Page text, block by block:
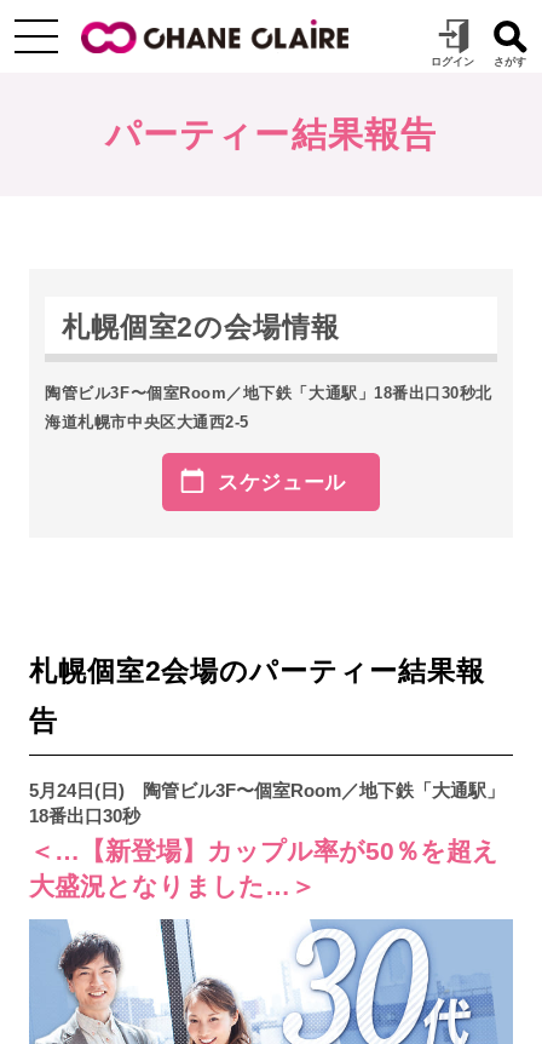
パーティー結果報告
札幌個室2の会場情報
陶管ビル3F〜個室Room／地下鉄「大通駅」18番出口30秒北
海道札幌市中央区大通西2-5
スケジュール
札幌個室2会場のパーティー結果報
告
5月24日(日) 陶管ビル3F〜個室Room／地下鉄「大通駅」
18番出口30秒
＜…【新登場】カップル率が50％を超え
大盛況となりました…＞